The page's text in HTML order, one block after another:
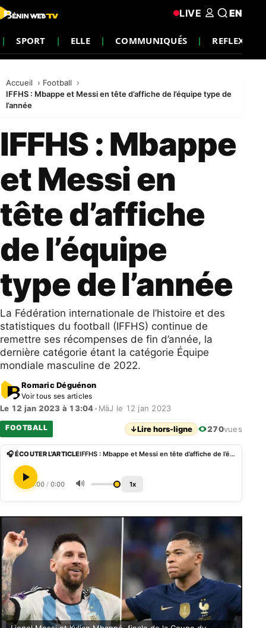
SPORT ELLE COMMUNIQUÉS REFLEXION
LIVE EN
Accueil
Football
IFFHS : Mbappe et Messi en tête d’affiche de l’équipe type de
l’année
IFFHS : Mbappe
et Messi en
tête d’affiche
de l’équipe
type de l’année
La Fédération internationale de l’histoire et des
statistiques du football (IFFHS) continue de
remettre ses récompenses de fin d’année, la
dernière catégorie étant la catégorie Équipe
mondiale masculine de 2022.
Romaric Déguénon
Voir tous ses articles
Le 12 jan 2023 à 13:04• MàJ le 12 jan 2023
FOOTBALL ↓Lire hors-ligne 270vues
🎧 ÉCOUTER L'ARTICLE IFFHS : Mbappe et Messi en tête d’affiche de l’équipe type de l’année
0:00 / 0:00 🔊 1x